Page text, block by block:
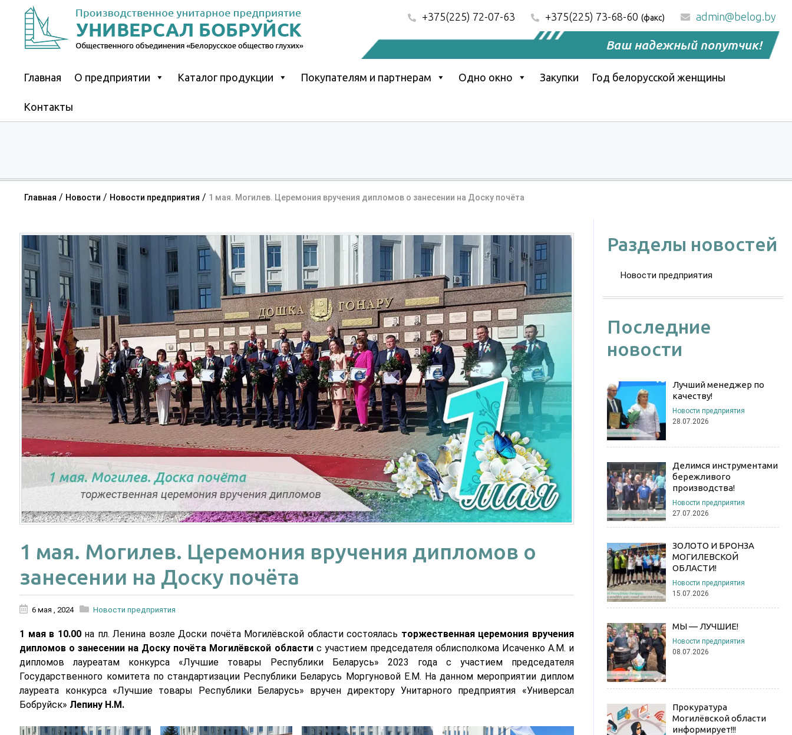
content
+375(225) 72-07-63 +375(225) 73-68-60 (факс) admin@belog.by
Ваш надежный попутчик!
Главная О предприятии Каталог продукции Покупателям и партнерам Одно окно Закупки Год белорусской женщины
Контакты
Главная / Новости / Новости предприятия / 1 мая. Могилев. Церемония вручения дипломов о занесении на Доску почёта
1 мая. Могилев. Церемония вручения дипломов о
занесении на Доску почёта
6 мая , 2024 Новости предприятия
1 мая в 10.00на пл. Ленина возле Доски почёта Могилёвской области состоялась торжественная церемония вручения
дипломов о занесении на Доску почёта Могилёвской областис участием председателя облисполкома Исаченко А.М. и
дипломов лауреатам конкурса «Лучшие товары Республики Беларусь» 2023 года с участием председателя
Государственного комитета по стандартизации Республики Беларусь Моргуновой Е.М. На данном мероприятии диплом
лауреата конкурса «Лучшие товары Республики Беларусь» вручен директору Унитарного предприятия «Универсал
Бобруйск» Лепину Н.М.
Разделы новостей
Новости предприятия
Последние
новости
Лучший менеджер по
качеству!
Новости предприятия
28.07.2026
Делимся инструментами
бережливого
производства!
Новости предприятия
27.07.2026
ЗОЛОТО И БРОНЗА
МОГИЛЕВСКОЙ
ОБЛАСТИ!
Новости предприятия
15.07.2026
МЫ — ЛУЧШИЕ!
Новости предприятия
08.07.2026
Прокуратура
Могилёвской области
информирует!!!